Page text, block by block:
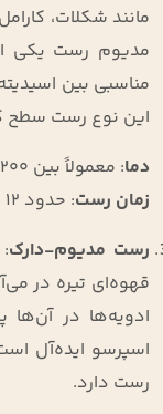
مانند شکلات،
مدیوم رست یکی
مناسبی بین
این نوع رست سطح
دما: معمولاً بین ۲۰۰ تا ۲۱۰ درجه سانتیگراد.
زمان رست: حدود ۱۲ تا ۱۵ دقیقه.
رست مدیوم-دارک
قهوه‌ای تیره در
ادویه‌ها در
اسپرسو ایده‌آل
رست دارد.